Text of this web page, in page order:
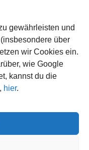
gewährleisten und
über
wir Cookies ein.
wie Google
kannst du die
hier.